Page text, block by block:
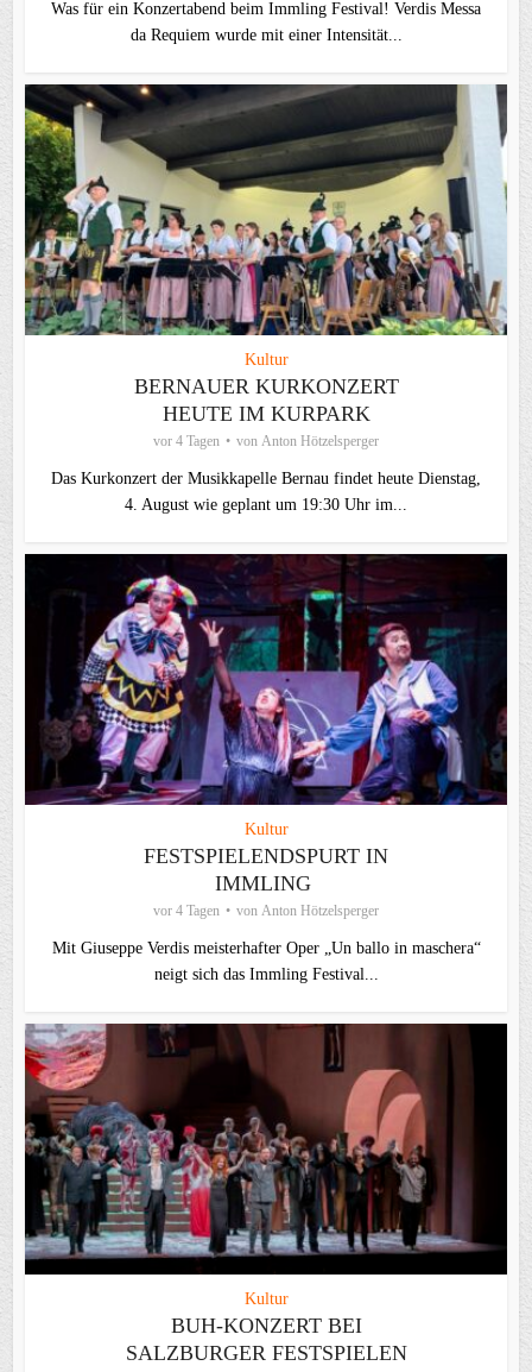
Was für ein Konzertabend beim Immling Festival! Verdis Messa
da Requiem wurde mit einer Intensität...
Kultur
BERNAUER KURKONZERT
HEUTE IM KURPARK
vor 4 Tagen von Anton Hötzelsperger
Das Kurkonzert der Musikkapelle Bernau findet heute Dienstag,
4. August wie geplant um 19:30 Uhr im...
Kultur
FESTSPIELENDSPURT IN
IMMLING
vor 4 Tagen von Anton Hötzelsperger
Mit Giuseppe Verdis meisterhafter Oper „Un ballo in maschera“
neigt sich das Immling Festival...
Kultur
BUH-KONZERT BEI
SALZBURGER FESTSPIELEN